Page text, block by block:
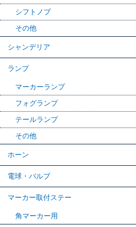
シフトノブ
その他
シャンデリア
ランプ
マーカーランプ
フォグランプ
テールランプ
その他
ホーン
電球・バルブ
マーカー取付ステー
角マーカー用